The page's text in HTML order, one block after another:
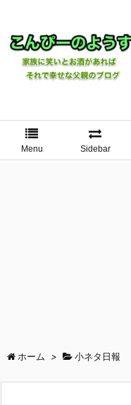
Menu Sidebar
ホーム > 小ネタ日報